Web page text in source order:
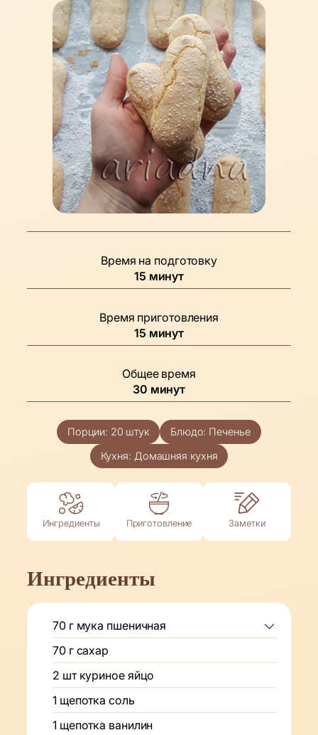
Время на подготовку
15минуты
минут
Время приготовления
15минуты
минут
Общее время
30минуты
минут
Порции: 20 штук Блюдо: Печенье
Кухня: Домашняя кухня
Ингредиенты Приготовление Заметки
Ингредиенты
70 г мука пшеничная
70 г сахар
2 шт куриное яйцо
1 щепотка соль
1 щепотка ванилин